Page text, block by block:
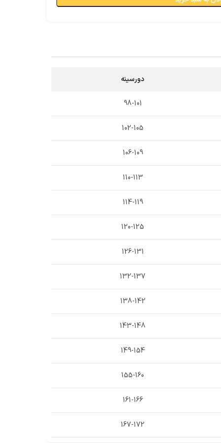
دورسینه
98-101
102-105
106-109
110-113
114-119
120-125
126-131
132-137
138-142
143-148
149-154
155-160
161-166
167-172